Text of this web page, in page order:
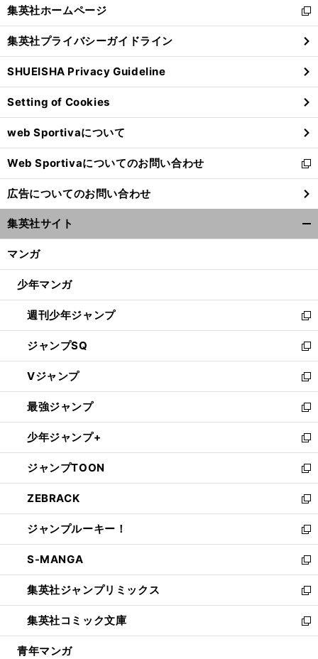
閉
る
集英社ホームページ
新
し
い
ウ
ィ
ン
ド
ウ
で
開
く
集英社プライバシーガイドライン
SHUEISHA Privacy Guideline
Setting of Cookies
web Sportivaについて
Web Sportivaについてのお問い合わせ
新
し
い
ウ
ィ
ン
ウ
開
く
広告についてのお問い合わせ
集英社サイト
マンガ
少年マンガ
週刊少年ジャンプ
新
し
い
ウ
ィ
ン
ド
ウ
で
開
く
ジャンプSQ
新
し
い
ウ
ィ
ン
ド
ウ
で
開
く
Vジャンプ
新
し
い
ウ
ィ
ン
ド
ウ
で
開
く
最強ジャンプ
新
し
い
ウ
ィ
ン
ド
ウ
で
開
く
少年ジャンプ+
新
し
い
ウ
ィ
ン
ド
ウ
で
開
く
ジャンプTOON
新
し
い
ウ
ィ
ン
ド
ウ
で
開
く
ZEBRACK
新
し
い
ウ
ィ
ン
ド
ウ
で
開
ジャンプルーキー！
新
し
い
ウ
ィ
ン
ド
ウ
S-MANGA
新
し
い
ウ
ィ
ン
集英社ジャンプリミックス
新
し
い
ウ
集英社コミック文庫
新
し
青年マンガ